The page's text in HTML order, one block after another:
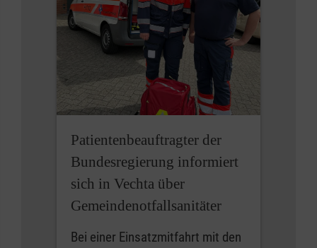
Patientenbeauftragter der
Bundesregierung informiert
sich in Vechta über
Gemeindenotfallsanitäter
Bei einer Einsatzmitfahrt mit den